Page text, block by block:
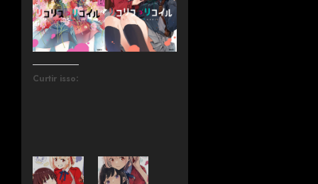
Curtir isso: